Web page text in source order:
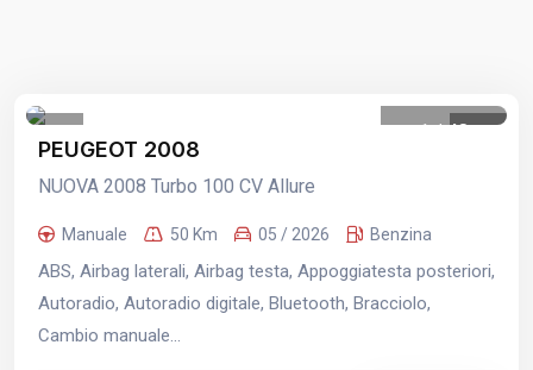
1 /48
PEUGEOT 2008
NUOVA 2008 Turbo 100 CV Allure
Manuale 50 Km 05 / 2026 Benzina
ABS, Airbag laterali, Airbag testa, Appoggiatesta posteriori,
Autoradio, Autoradio digitale, Bluetooth, Bracciolo,
Cambio manuale...